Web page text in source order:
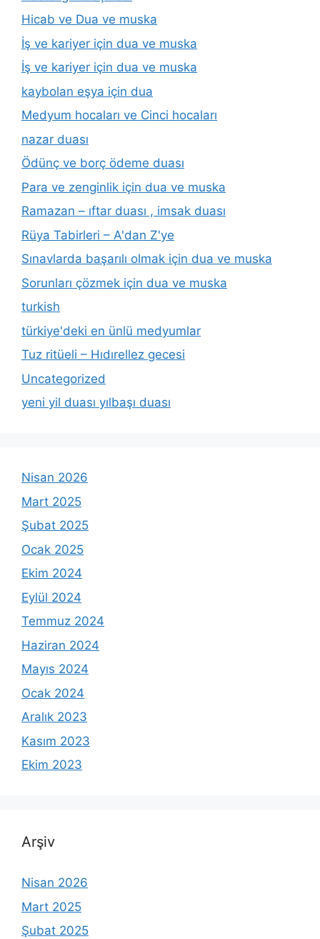
Hicab ve Dua ve muska
İş ve kariyer için dua ve muska
İş ve kariyer için dua ve muska
kaybolan eşya için dua
Medyum hocaları ve Cinci hocaları
nazar duası
Ödünç ve borç ödeme duası
Para ve zenginlik için dua ve muska
Ramazan – ıftar duası , imsak duası
Rüya Tabirleri – A'dan Z'ye
Sınavlarda başarılı olmak için dua ve muska
Sorunları çözmek için dua ve muska
turkish
türkiye'deki en ünlü medyumlar
Tuz ritüeli – Hıdırellez gecesi
Uncategorized
yeni yil duası yılbaşı duası
Nisan 2026
Mart 2025
Şubat 2025
Ocak 2025
Ekim 2024
Eylül 2024
Temmuz 2024
Haziran 2024
Mayıs 2024
Ocak 2024
Aralık 2023
Kasım 2023
Ekim 2023
Arşiv
Nisan 2026
Mart 2025
Şubat 2025